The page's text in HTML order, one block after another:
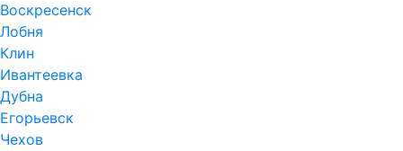
Воскресенск
Лобня
Клин
Ивантеевка
Дубна
Егорьевск
Чехов